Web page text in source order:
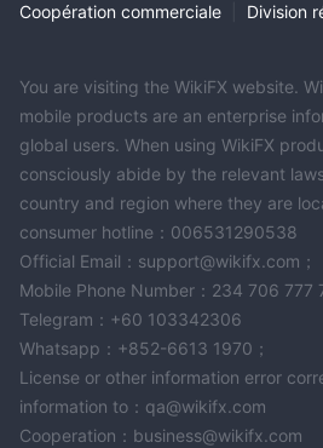
Coopération commerciale Division
You are visiting the WikiFX website.
mobile products are an enterprise
global users. When using WikiFX
consciously abide by the relevant
country and region where they are
consumer hotline：006531290538
Official Email：support@wikifx.com；
Mobile Phone Number：234 706
Telegram：+60 103342306
Whatsapp：+852-6613 1970；
License or other information error
information to：qa@wikifx.com
Cooperation：business@wikifx.com